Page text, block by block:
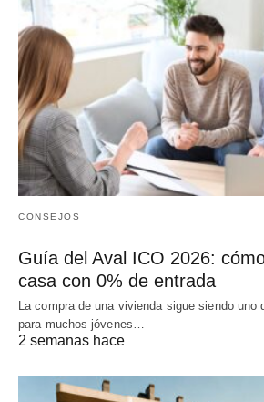
CONSEJOS
Guía del Aval ICO 2026:
casa con 0% de entrada
La compra de una vivienda sigue siendo uno
para muchos jóvenes…
2 semanas hace